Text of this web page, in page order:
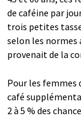
de caféine par
trois petites
selon les normes
provenait de la
Pour les femmes
café
2 à 5 % des